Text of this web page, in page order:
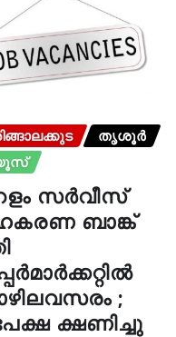
തൃശൂർ
സർവീസ്
ബാങ്ക്
;
ക്ഷണിച്ചു